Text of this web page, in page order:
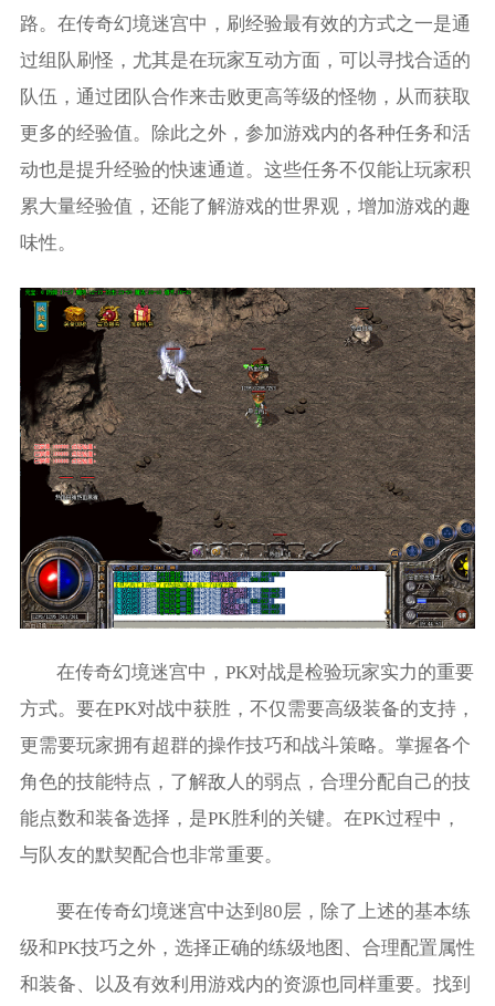
路。在传奇幻境迷宫中，刷经验最有效的方式之一是通
过组队刷怪，尤其是在玩家互动方面，可以寻找合适的
队伍，通过团队合作来击败更高等级的怪物，从而获取
更多的经验值。除此之外，参加游戏内的各种任务和活
动也是提升经验的快速通道。这些任务不仅能让玩家积
累大量经验值，还能了解游戏的世界观，增加游戏的趣
味性。
在传奇幻境迷宫中，PK对战是检验玩家实力的重要
方式。要在PK对战中获胜，不仅需要高级装备的支持，
更需要玩家拥有超群的操作技巧和战斗策略。掌握各个
角色的技能特点，了解敌人的弱点，合理分配自己的技
能点数和装备选择，是PK胜利的关键。在PK过程中，
与队友的默契配合也非常重要。
要在传奇幻境迷宫中达到80层，除了上述的基本练
级和PK技巧之外，选择正确的练级地图、合理配置属性
和装备、以及有效利用游戏内的资源也同样重要。找到